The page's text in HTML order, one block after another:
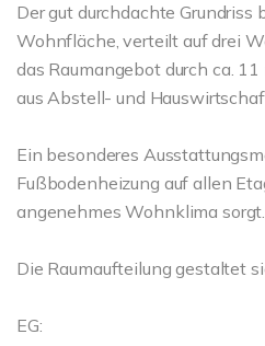
Der gut durchdachte Grundriss
Wohnfläche, verteilt auf drei
das Raumangebot durch ca.
aus Abstell- und
Ein besonderes
Fußbodenheizung auf allen
angenehmes Wohnklima sorgt.
Die Raumaufteilung gestaltet
EG: